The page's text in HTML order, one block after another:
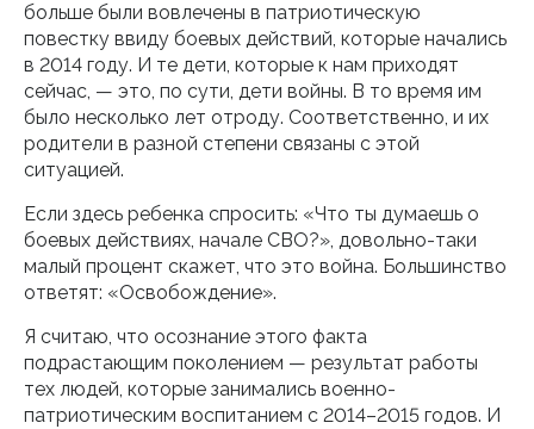
больше были вовлечены в патриотическую
повестку ввиду боевых действий, которые начались
в 2014 году. И те дети, которые к нам приходят
сейчас, — это, по сути, дети войны. В то время им
было несколько лет отроду. Соответственно, и их
родители в разной степени связаны с этой
ситуацией.
Если здесь ребенка спросить: «Что ты думаешь о
боевых действиях, начале СВО?», довольно-таки
малый процент скажет, что это война. Большинство
ответят: «Освобождение».
Я считаю, что осознание этого факта
подрастающим поколением — результат работы
тех людей, которые занимались военно-
патриотическим воспитанием с 2014–2015 годов. И